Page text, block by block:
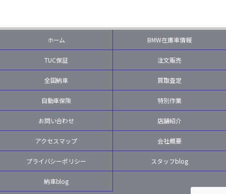
ホーム BMW在庫車情報
TUC保証 注文販売
全国納車 買取査定
自動車保険 特別作業
お問い合わせ 店舗紹介
アクセスマップ 会社概要
プライバシーポリシー スタッフblog
納車blog